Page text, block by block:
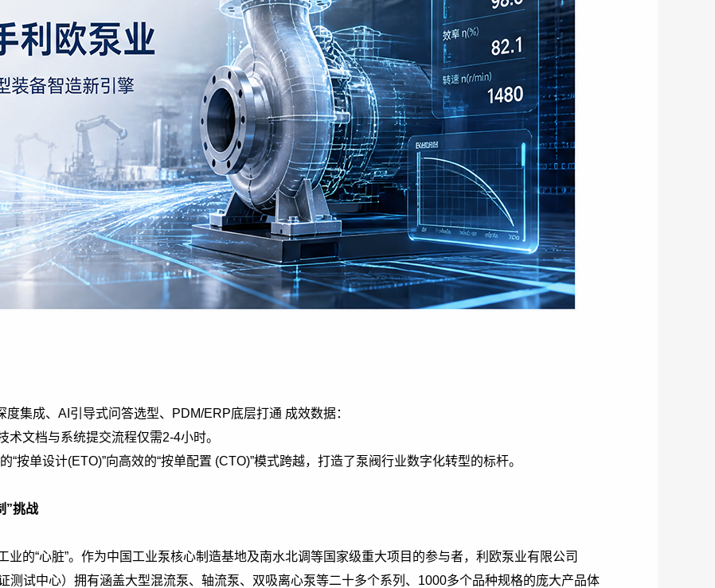
集成、AI引导式问答选型、PDM/ERP底层打通 成效数据：
术文档与系统提交流程仅需2-4小时。
按单设计(ETO)”向高效的“按单配置 (CTO)”模式跨越，打造了泵阀行业数字化转型的标杆。
”挑战
的“心脏”。作为中国工业泵核心制造基地及南水北调等国家级重大项目的参与者，利欧泵业有限公司
测试中心）拥有涵盖大型混流泵、轴流泵、双吸离心泵等二十多个系列、1000多个品种规格的庞大产品体